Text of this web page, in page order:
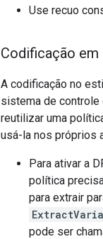
Use recuo
Codificação
A codificação no
sistema de controle
reutilizar uma
usá-la nos próprios
Para ativar a
política
para extrair
pode ser